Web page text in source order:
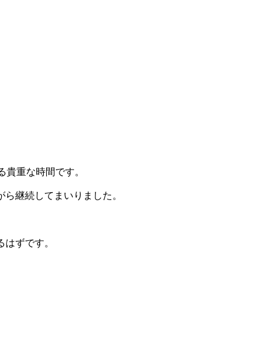
重な時間です。
継続してまいりました。
ずです。